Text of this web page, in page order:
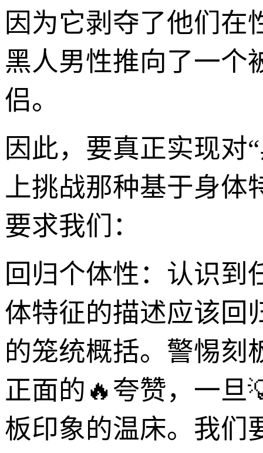
因为它剥夺了他们在
黑人男性推向了一个
侣。
因此，要真正实现对
上挑战那种基于身体
要求我们：
回归个体性：认识到
体特征的描述应该回
的笼统概括。警惕刻
正面的🔥夸赞，一旦
板印象的温床。我们